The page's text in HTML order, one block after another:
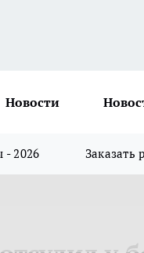
Новости
- 2026 Заказать